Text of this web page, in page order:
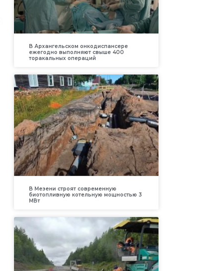
В Архангельском онкодиспансере
ежегодно выполняют свыше 400
торакальных операций
В Мезени строят современную
биотопливную котельную мощностью 3
МВт